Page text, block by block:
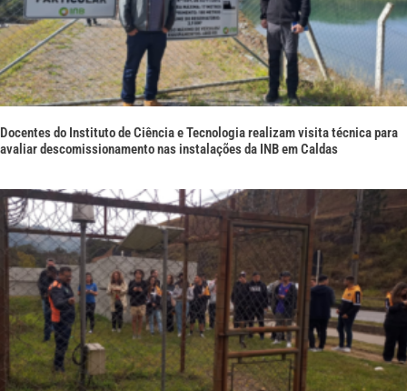
Docentes do Instituto de Ciência e Tecnologia realizam visita técnica para
avaliar descomissionamento nas instalações da INB em Caldas